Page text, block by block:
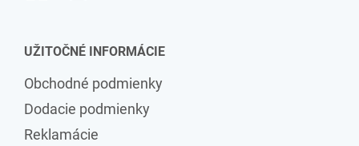
UŽITOČNÉ INFORMÁCIE
Obchodné podmienky
Dodacie podmienky
Reklamácie